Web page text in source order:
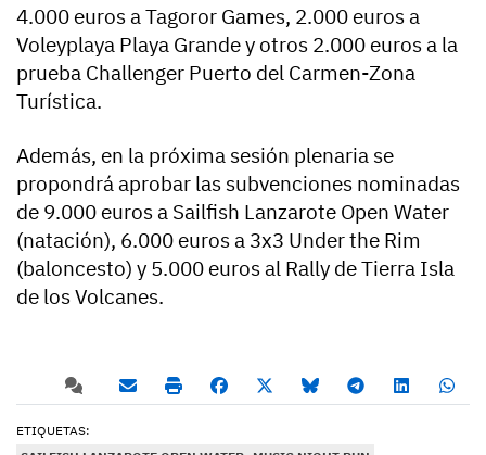
4.000 euros a Tagoror Games, 2.000 euros a
Voleyplaya Playa Grande y otros 2.000 euros a la
prueba Challenger Puerto del Carmen-Zona
Turística.
Además, en la próxima sesión plenaria se
propondrá aprobar las subvenciones nominadas
de 9.000 euros a Sailfish Lanzarote Open Water
(natación), 6.000 euros a 3x3 Under the Rim
(baloncesto) y 5.000 euros al Rally de Tierra Isla
de los Volcanes.
ETIQUETAS: